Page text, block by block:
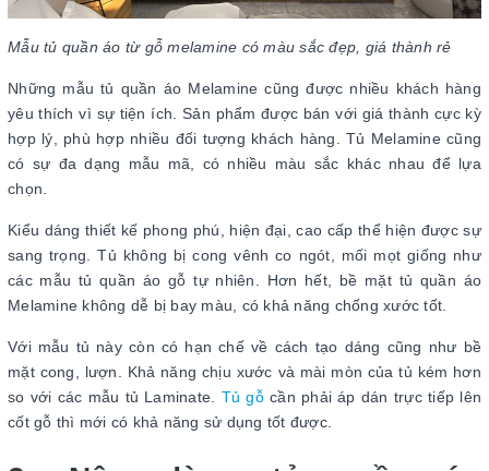
Mẫu tủ quần áo từ gỗ melamine có màu sắc đẹp, giá thành rẻ
Những mẫu tủ quần áo Melamine cũng được nhiều khách hàng
yêu thích vì sự tiện ích. Sản phẩm được bán với giá thành cực kỳ
hợp lý, phù hợp nhiều đối tượng khách hàng. Tủ Melamine cũng
có sự đa dạng mẫu mã, có nhiều màu sắc khác nhau để lựa
chọn.
Kiểu dáng thiết kế phong phú, hiện đại, cao cấp thể hiện được sự
sang trọng. Tủ không bị cong vênh co ngót, mối mọt giống như
các mẫu tủ quần áo gỗ tự nhiên. Hơn hết, bề mặt tủ quần áo
Melamine không dễ bị bay màu, có khả năng chống xước tốt.
Với mẫu tủ này còn có hạn chế về cách tạo dáng cũng như bề
mặt cong, lượn. Khả năng chịu xước và mài mòn của tủ kém hơn
so với các mẫu tủ Laminate. Tủ gỗcần phải áp dán trực tiếp lên
cốt gỗ thì mới có khả năng sử dụng tốt được.